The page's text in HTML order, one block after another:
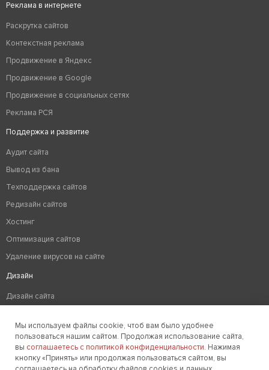
Реклама в интернете
Раскрутка сайтов
Контекстная реклама
Продвижение в Яндекс
Продвижение в Google
Продвижение в социальных сетях
Реклама РСЯ
Поддержка и развитие
Аудит сайта
Вывод из бана
Техподдержка сайтов
Редизайн сайтов
Хостинг
Оптимизация сайтов
Удаление вирусов на сайте
Дизайн
Дизайн сайта
Создание фирменного стиля
Мы используем файлы cookie, чтоб вам было удобнее
пользоваться нашим сайтом. Продолжая использование сайта,
вы соглашаетесь с политикой конфиденциальности. Нажимая
кнопку «Принять» или продолжая пользоваться сайтом, вы